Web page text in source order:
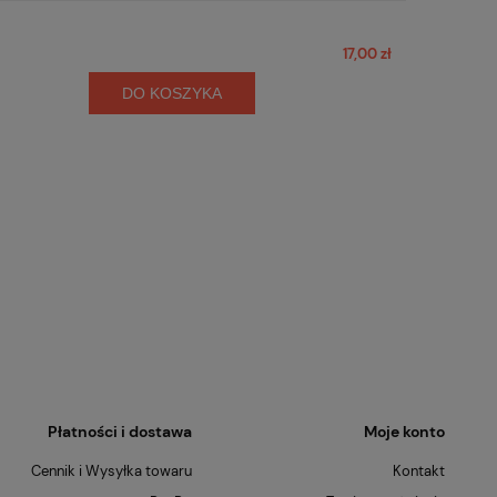
17,00 zł
DO KOSZYKA
Płatności i dostawa
Cennik i Wysyłka towaru
Moje konto
Kontakt